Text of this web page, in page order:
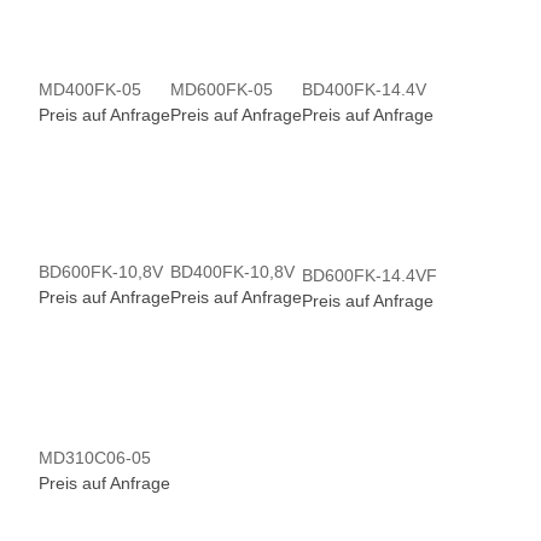
MD400FK-05
Preis auf Anfrage
MD600FK-05
Preis auf Anfrage
BD400FK-14.4V
Preis auf Anfrage
BD600FK-10,8V
Preis auf Anfrage
BD400FK-10,8V
Preis auf Anfrage
BD600FK-14.4VF
Preis auf Anfrage
MD310C06-05
Preis auf Anfrage